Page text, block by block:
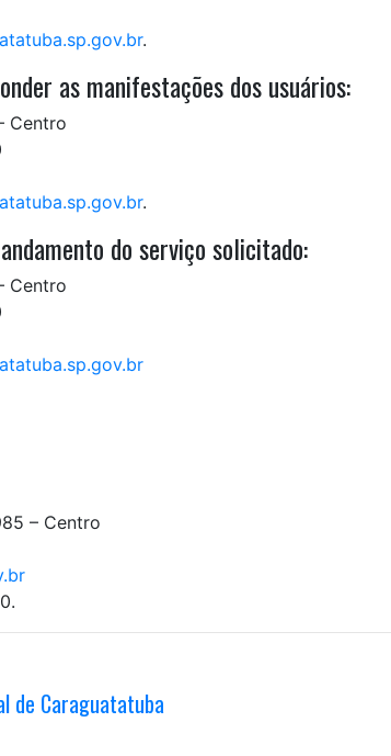
.
as manifestações dos usuários:
Centro
.
do serviço solicitado:
Centro
– Centro
de Caraguatatuba